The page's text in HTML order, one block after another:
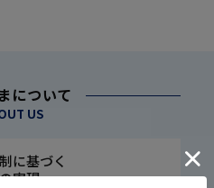
について
US
に基づく
実現